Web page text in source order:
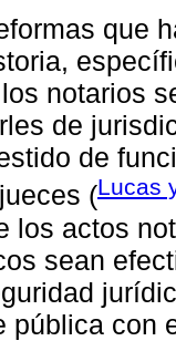
que
notarios
de
de
(Lucas
los actos
sean
pública con